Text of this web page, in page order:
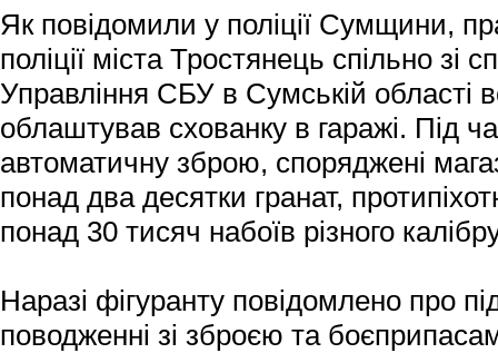
Як повідомили у поліції Сумщини,
поліції міста Тростянець спільно зі
Управління СБУ в Сумській області
облаштував схованку в гаражі. Під
автоматичну зброю, споряджені
понад два десятки гранат,
понад 30 тисяч набоїв різного
Наразі фігуранту повідомлено про
поводженні зі зброєю та